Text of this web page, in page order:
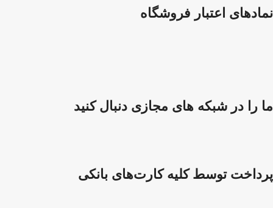
نمادهای اعتبار فروشگاه
ما را در شبکه های مجازی دنبال کنید
پرداخت توسط کلیه کارت‌های بانکی